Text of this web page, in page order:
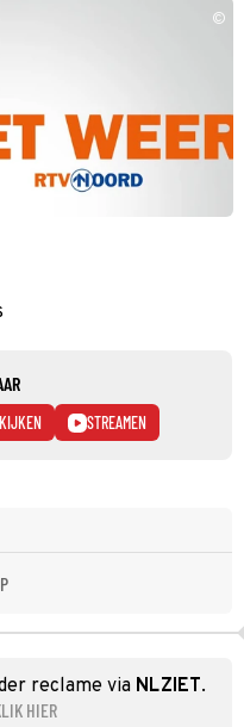
©
STREAMEN
reclame via NLZIET.
HIER